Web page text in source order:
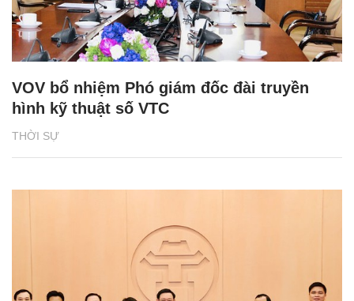
THỜI SỰ
VOV bổ nhiệm Phó giám đốc đài truyền
hình kỹ thuật số VTC